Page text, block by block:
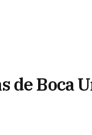
de Boca